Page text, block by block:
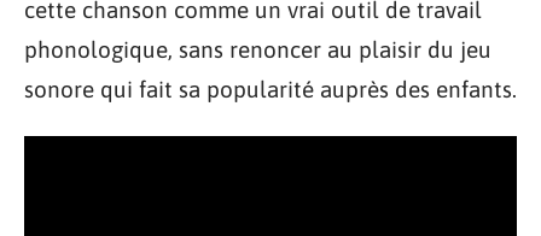
cette chanson comme un vrai outil de travail
phonologique, sans renoncer au plaisir du jeu
sonore qui fait sa popularité auprès des enfants.